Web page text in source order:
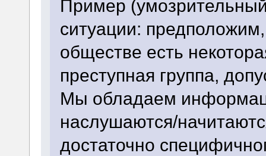
Пример
ситуации:
обществе есть
преступная группа,
Мы обладаем
наслушаются/
достаточно